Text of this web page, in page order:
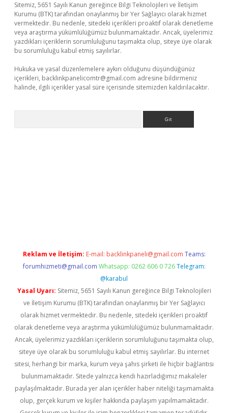
Sitemiz, 5651 Sayılı Kanun gereğince Bilgi Teknolojileri ve İletişim
Kurumu (BTK) tarafından onaylanmış bir Yer Sağlayıcı olarak hizmet
vermektedir. Bu nedenle, sitedeki içerikleri proaktif olarak denetleme
veya araştırma yükümlülüğümüz bulunmamaktadır. Ancak, üyelerimiz
yazdıkları içeriklerin sorumluluğunu taşımakta olup, siteye üye olarak
bu sorumluluğu kabul etmiş sayılırlar.
Hukuka ve yasal düzenlemelere aykırı olduğunu düşündüğünüz
içerikleri, backlinkpanelicomtr@gmail.com adresine bildirmeniz
halinde, ilgili içerikler yasal süre içerisinde sitemizden kaldırılacaktır.
Reklam ve İletişim: E-mail: backlinkpaneli@gmail.com Teams:
forumhizmeti@gmail.com Whatsapp: 0262 606 0 726 Telegram:
@karabul
Yasal Uyarı: Sitemiz, 5651 Sayılı Kanun gereğince Bilgi Teknolojileri
ve İletişim Kurumu (BTK) tarafından onaylanmış bir Yer Sağlayıcı
olarak hizmet vermektedir. Bu nedenle, sitedeki içerikleri proaktif
olarak denetleme veya araştırma yükümlülüğümüz bulunmamaktadır.
Ancak, üyelerimiz yazdıkları içeriklerin sorumluluğunu taşımakta olup,
siteye üye olarak bu sorumluluğu kabul etmiş sayılırlar. Bu internet
sitesi, herhangi bir marka, kurum veya şahıs şirketi ile hiçbir bağlantısı
bulunmamaktadır. Sitede yalnızca kendi hazırladığımız makaleler
paylaşılmaktadır. Burada yer alan içerikler haber niteliği taşımamakta
olup, gerçek kurum ve kişiler hakkında paylaşım yapılmamaktadır.